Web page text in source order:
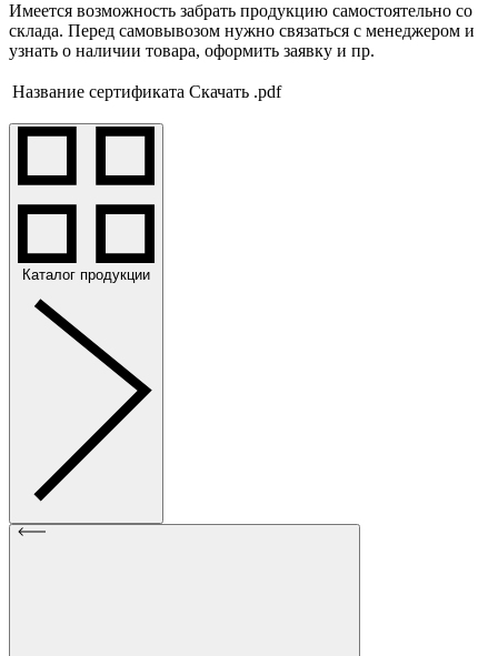
Имеется возможность забрать продукцию самостоятельно со
склада. Перед самовывозом нужно связаться с менеджером и
узнать о наличии товара, оформить заявку и пр.
Название сертификата Скачать .pdf
Каталог продукции